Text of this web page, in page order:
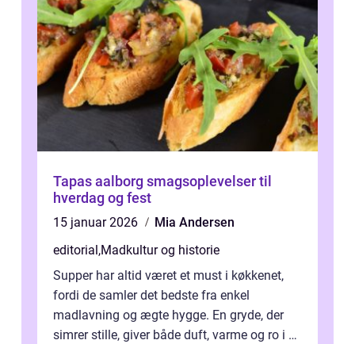
Tapas aalborg smagsoplevelser til
hverdag og fest
15 januar 2026
Mia Andersen
editorial ,Madkultur og historie
Supper har altid været et must i køkkenet,
fordi de samler det bedste fra enkel
madlavning og ægte hygge. En gryde, der
simrer stille, giver både duft, varme og ro i en